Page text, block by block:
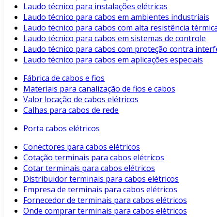
Laudo técnico para instalações elétricas
Laudo técnico para cabos em ambientes industriais
Laudo técnico para cabos com alta resistência
Laudo técnico para cabos em sistemas de controle
Laudo técnico para cabos com proteção contra
Laudo técnico para cabos em aplicações especiais
Fábrica de cabos e fios
Materiais para canalização de fios e cabos
Valor locação de cabos elétricos
Calhas para cabos de rede
Porta cabos elétricos
Conectores para cabos elétricos
Cotação terminais para cabos elétricos
Cotar terminais para cabos elétricos
Distribuidor terminais para cabos elétricos
Empresa de terminais para cabos elétricos
Fornecedor de terminais para cabos elétricos
Onde comprar terminais para cabos elétricos